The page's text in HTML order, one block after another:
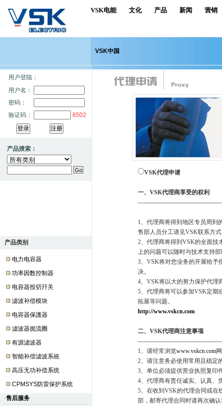
VSK电能 文化 产品 新闻 营销
VSK中国
用户登陆：
用户名：
密码：
验证码：
8502
产品搜索：
产品类别
电力电容器
功率因数控制器
电容器投切幵关
滤波补偿模块
电容器保護器
滤波器扼流圈
有源滤波器
智能补偿滤波系統
高压无功补偿系统
CPMSYS防雷保护系统
·售后服务
VSK代理申请
一、 VSK代理商享受的权利
1、代理商将得到地区专员周到
售部人员分工请见VSK联系方
2、代理商将得到VSK的全面技
上的问题可以随时与技术支持
3、VSK将对您业务的开展给予
决。
4、VSK将以大的努力保护代理
5、代理商将可以参加VSK定期
拓展等问题。
http://www.vskcn.com
二、 VSK代理商注意事项
1、请经常浏览www.vskcn.com
2、请注意务必使用常用且稳定
3、单位必须提供营业执照复印
4、代理商有责任诚实、认真、
5、在收到VSK的代理合同或在
部，邮寄代理合同时请再次确